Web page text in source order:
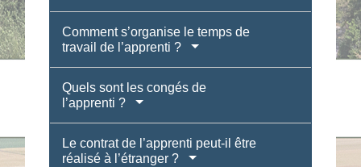
Comment s’organise le temps de
travail de l’apprenti ?
Quels sont les congés de
l’apprenti ?
Le contrat de l’apprenti peut-il être
réalisé à l’étranger ?